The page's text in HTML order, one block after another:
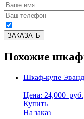
Похожие
Шкаф-купе
Цена: 24,000 руб.
Купить
На заказ